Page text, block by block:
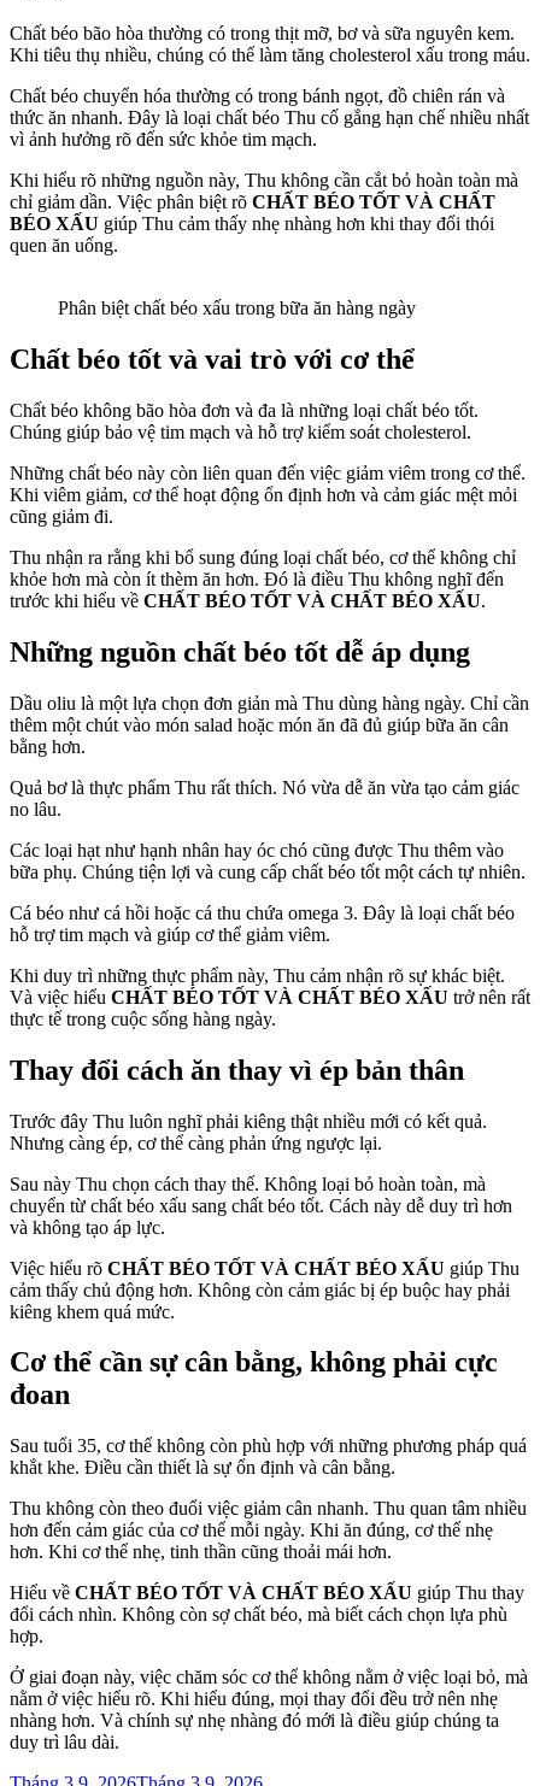
Chất béo bão hòa thường có trong thịt mỡ, bơ và sữa nguyên kem.
Khi tiêu thụ nhiều, chúng có thể làm tăng cholesterol xấu trong máu.
Chất béo chuyển hóa thường có trong bánh ngọt, đồ chiên rán và
thức ăn nhanh. Đây là loại chất béo Thu cố gắng hạn chế nhiều nhất
vì ảnh hưởng rõ đến sức khỏe tim mạch.
Khi hiểu rõ những nguồn này, Thu không cần cắt bỏ hoàn toàn mà
chỉ giảm dần. Việc phân biệt rõ CHẤT BÉO TỐT VÀ CHẤT
BÉO XẤU giúp Thu cảm thấy nhẹ nhàng hơn khi thay đổi thói
quen ăn uống.
Phân biệt chất béo xấu trong bữa ăn hàng ngày
Chất béo tốt và vai trò với cơ thể
Chất béo không bão hòa đơn và đa là những loại chất béo tốt.
Chúng giúp bảo vệ tim mạch và hỗ trợ kiểm soát cholesterol.
Những chất béo này còn liên quan đến việc giảm viêm trong cơ thể.
Khi viêm giảm, cơ thể hoạt động ổn định hơn và cảm giác mệt mỏi
cũng giảm đi.
Thu nhận ra rằng khi bổ sung đúng loại chất béo, cơ thể không chỉ
khỏe hơn mà còn ít thèm ăn hơn. Đó là điều Thu không nghĩ đến
trước khi hiểu về CHẤT BÉO TỐT VÀ CHẤT BÉO XẤU.
Những nguồn chất béo tốt dễ áp dụng
Dầu oliu là một lựa chọn đơn giản mà Thu dùng hàng ngày. Chỉ cần
thêm một chút vào món salad hoặc món ăn đã đủ giúp bữa ăn cân
bằng hơn.
Quả bơ là thực phẩm Thu rất thích. Nó vừa dễ ăn vừa tạo cảm giác
no lâu.
Các loại hạt như hạnh nhân hay óc chó cũng được Thu thêm vào
bữa phụ. Chúng tiện lợi và cung cấp chất béo tốt một cách tự nhiên.
Cá béo như cá hồi hoặc cá thu chứa omega 3. Đây là loại chất béo
hỗ trợ tim mạch và giúp cơ thể giảm viêm.
Khi duy trì những thực phẩm này, Thu cảm nhận rõ sự khác biệt.
Và việc hiểu CHẤT BÉO TỐT VÀ CHẤT BÉO XẤU trở nên rất
thực tế trong cuộc sống hàng ngày.
Thay đổi cách ăn thay vì ép bản thân
Trước đây Thu luôn nghĩ phải kiêng thật nhiều mới có kết quả.
Nhưng càng ép, cơ thể càng phản ứng ngược lại.
Sau này Thu chọn cách thay thế. Không loại bỏ hoàn toàn, mà
chuyển từ chất béo xấu sang chất béo tốt. Cách này dễ duy trì hơn
và không tạo áp lực.
Việc hiểu rõ CHẤT BÉO TỐT VÀ CHẤT BÉO XẤU giúp Thu
cảm thấy chủ động hơn. Không còn cảm giác bị ép buộc hay phải
kiêng khem quá mức.
Cơ thể cần sự cân bằng, không phải cực
đoan
Sau tuổi 35, cơ thể không còn phù hợp với những phương pháp quá
khắt khe. Điều cần thiết là sự ổn định và cân bằng.
Thu không còn theo đuổi việc giảm cân nhanh. Thu quan tâm nhiều
hơn đến cảm giác của cơ thể mỗi ngày. Khi ăn đúng, cơ thể nhẹ
hơn. Khi cơ thể nhẹ, tinh thần cũng thoải mái hơn.
Hiểu về CHẤT BÉO TỐT VÀ CHẤT BÉO XẤU giúp Thu thay
đổi cách nhìn. Không còn sợ chất béo, mà biết cách chọn lựa phù
hợp.
Ở giai đoạn này, việc chăm sóc cơ thể không nằm ở việc loại bỏ, mà
nằm ở việc hiểu rõ. Khi hiểu đúng, mọi thay đổi đều trở nên nhẹ
nhàng hơn. Và chính sự nhẹ nhàng đó mới là điều giúp chúng ta
duy trì lâu dài.